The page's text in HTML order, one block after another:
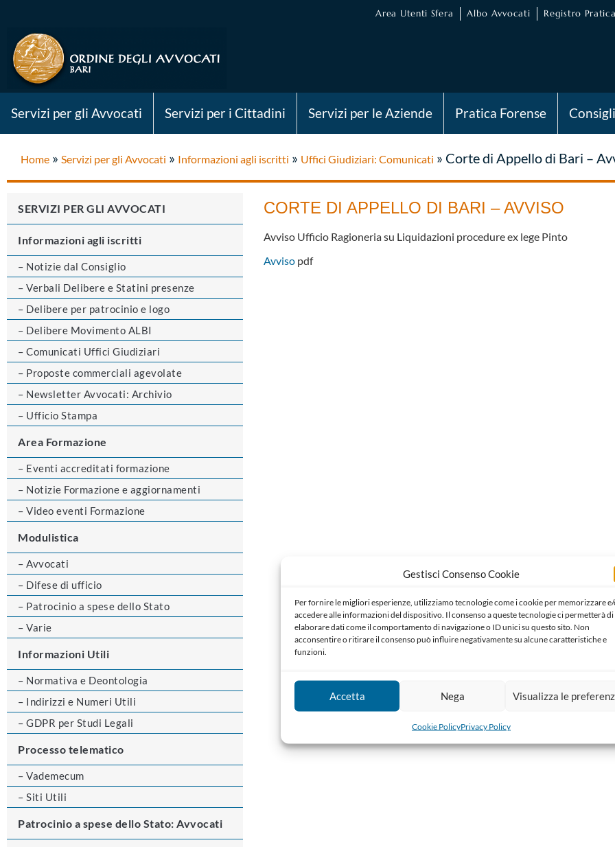
Gestisci Consenso Cookie
Per fornire le migliori esperienze, utilizziamo tecnologie come i cookie per memorizzare
accedere alle informazioni del dispositivo. Il consenso a queste tecnologie ci permetterà di
elaborare dati come il comportamento di navigazione o ID unici su questo sito. Non
acconsentire o ritirare il consenso può influire negativamente su alcune caratteristiche e
funzioni.
Accetta Nega Visualizza le
Cookie PolicyPrivacy Policy
Area Utenti Sfera Albo Avvocati Registro
Servizi per gli Avvocati Servizi per i Cittadini Servizi per le Aziende Pratica Forense
Home » Servizi per gli Avvocati » Informazioni agli iscritti » Uffici Giudiziari: Comunicati » Corte di Appello di Bari –
SERVIZI PER GLI AVVOCATI
Informazioni agli iscritti
– Notizie dal Consiglio
– Verbali Delibere e Statini presenze
– Delibere per patrocinio e logo
– Delibere Movimento ALBI
– Comunicati Uffici Giudiziari
– Proposte commerciali agevolate
– Newsletter Avvocati: Archivio
– Ufficio Stampa
Area Formazione
– Eventi accreditati formazione
– Notizie Formazione e aggiornamenti
– Video eventi Formazione
Modulistica
– Avvocati
– Difese di ufficio
– Patrocinio a spese dello Stato
– Varie
Informazioni Utili
– Normativa e Deontologia
– Indirizzi e Numeri Utili
– GDPR per Studi Legali
Processo telematico
– Vademecum
– Siti Utili
Patrocinio a spese dello Stato: Avvocati
CORTE DI APPELLO DI BARI – AVVISO
Avviso Ufficio Ragioneria su Liquidazioni procedure ex lege Pinto
Avviso pdf